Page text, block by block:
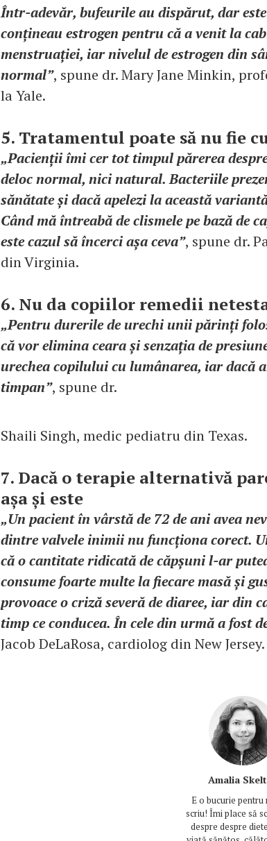
Într-adevăr, bufeurile au dispărut, dar
conțineau estrogen pentru că a venit la
menstruației, iar nivelul de estrogen din
normal”, spune dr. Mary Jane Minkin,
la Yale.
5. Tratamentul poate să nu fie
„Pacienții îmi cer tot timpul părerea
deloc normal, nici natural. Bacteriile
sănătate și dacă apelezi la această
Când mă întreabă de clismele pe bază de
este cazul să încerci așa ceva”, spune dr.
din Virginia.
6. Nu da copiilor remedii
„Pentru durerile de urechi unii părinți
că vor elimina ceara și senzația de
urechea copilului cu lumânarea, iar dacă
timpan”, spune dr.
Shaili Singh, medic pediatru din Texas.
7. Dacă o terapie alternativă
așa și este
„Un pacient în vârstă de 72 de ani avea
dintre valvele inimii nu funcționa corect.
că o cantitate ridicată de căpșuni l-ar
consume foarte multe la fiecare masă și
provoace o criză severă de diaree, iar din
timp ce conducea. În cele din urmă a fost
Jacob DeLaRosa, cardiolog din New Jersey.
Amalia
E o bucurie pentru
scriu! Îmi place să
despre despre